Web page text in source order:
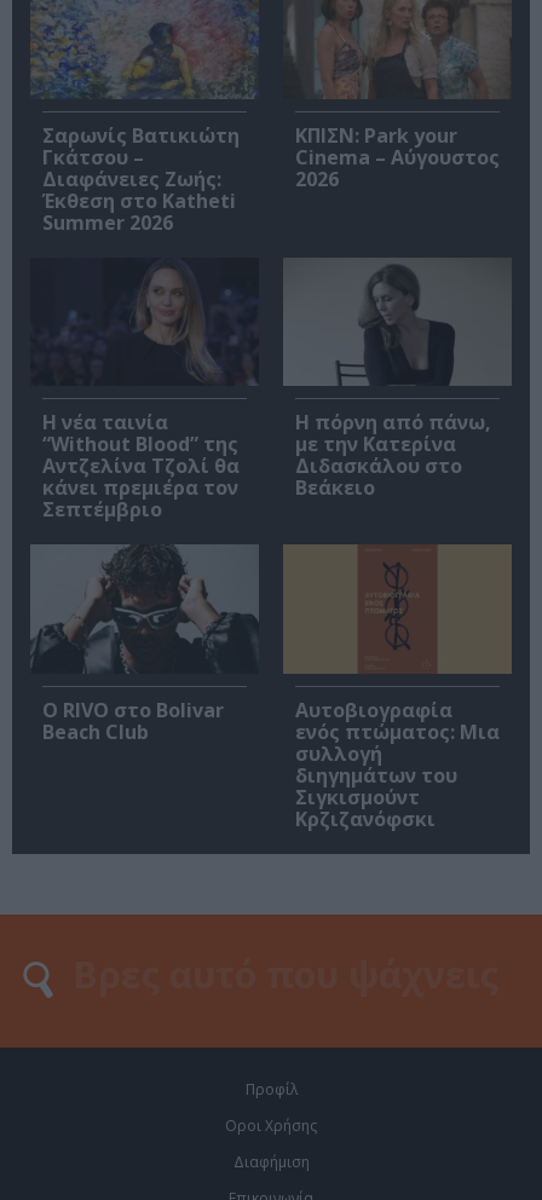
Σαρωνίς Βατικιώτη
Γκάτσου –
Διαφάνειες Ζωής:
Έκθεση στο Katheti
Summer 2026
ΚΠΙΣΝ: Park your
Cinema – Αύγουστος
2026
Η νέα ταινία
“Without Blood” της
Αντζελίνα Τζολί θα
κάνει πρεμιέρα τον
Σεπτέμβριο
Η πόρνη από πάνω,
με την Κατερίνα
Διδασκάλου στο
Βεάκειο
Ο RIVO στο Bolivar
Beach Club
Αυτοβιογραφία
ενός πτώματος: Μια
συλλογή
διηγημάτων του
Σιγκισμούντ
Κρζιζανόφσκι
Προφίλ
Οροι Χρήσης
Διαφήμιση